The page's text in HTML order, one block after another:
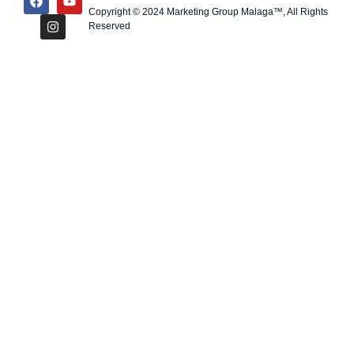
Copyright © 2024 Marketing Group Malaga™, All Rights
Reserved